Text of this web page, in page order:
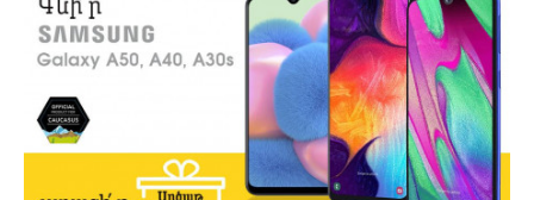
помочь молодым людям из регионов раскрыть
свои предпринимательские способности и
повысить их социальную ответственность. Клубы
задействованы в ряде армянских общин: в
Апаране, Аштараке, Егварде, приграничных Коти,
Айгеховите, и уже в Гаваре. Гаварский кл